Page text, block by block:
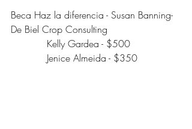
Beca Haz la diferencia - Susan Banning-
De Biel Crop Consulting
            Kelly Gardea - $500
            Jenice Almeida - $350